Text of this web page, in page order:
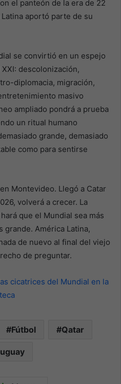
el panteón de la era de 22
aportó parte de su
se convirtió en un espejo
descolonización,
diplomacia, migración,
masivo
ampliado pondrá a prueba
un ritual humano
grande, demasiado
como para sentirse
Montevideo. Llegó a Catar
volverá a crecer. La
que el Mundial sea más
grande. América Latina,
de nuevo al final del viejo
de preguntar.
cicatrices del Mundial en la
Fútbol Qatar